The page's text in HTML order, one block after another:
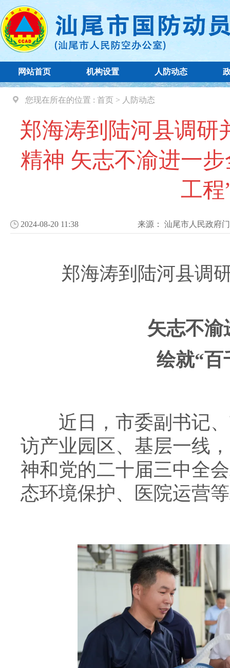
网站首页 机构设置 人防动态
您现在所在的位置 : 首页 > 人防动态
郑海涛到陆河县调研
精神 矢志不渝进一
工程
2024-08-20 11:38 来源： 汕尾市人民政府
郑海涛到陆河县调研
矢志不渝
绘就“百
近日，市委副书记、
访产业园区、基层一线
神和党的二十届三中全
态环境保护、医院运营